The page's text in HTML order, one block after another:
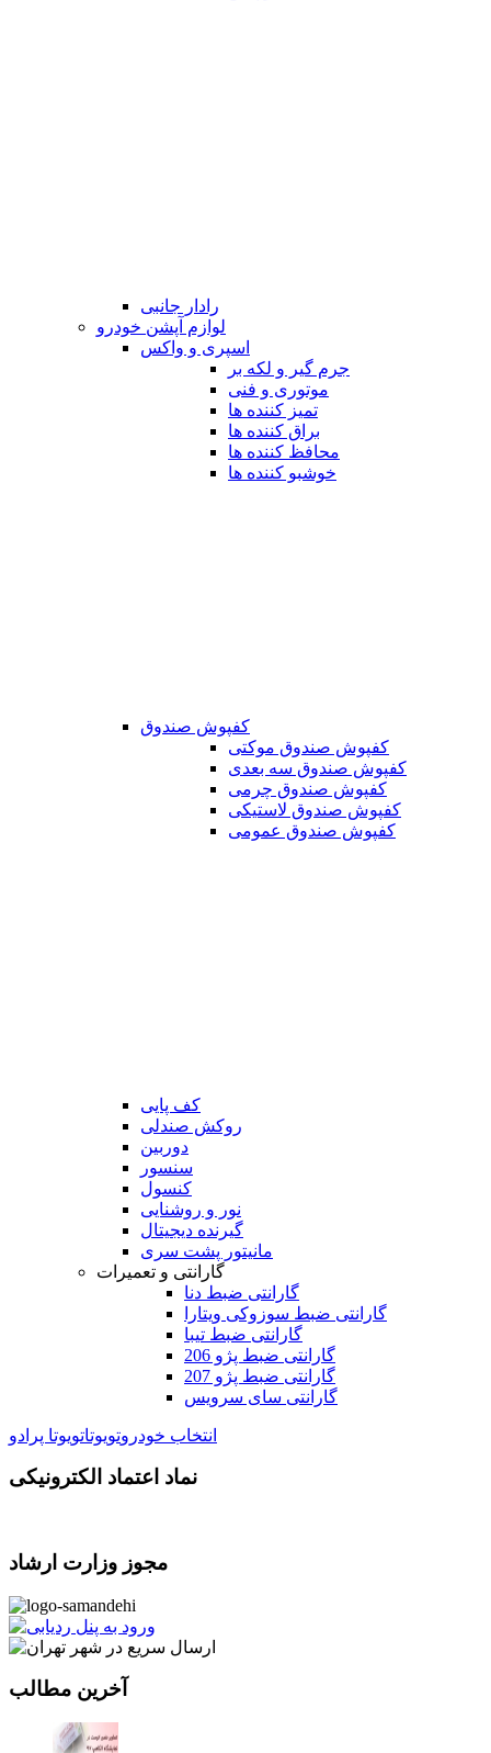
رادار جانبی
لوازم آپشن خودرو
اسپری و واکس
جرم گیر و لکه بر
موتوری و فنی
تمیز کننده ها
براق کننده ها
محافظ کننده ها
خوشبو کننده ها
کفپوش صندوق
کفپوش صندوق موکتی
کفپوش صندوق سه بعدی
کفپوش صندوق چرمی
کفپوش صندوق لاستیکی
کفپوش صندوق عمومی
کف پایی
روکش صندلی
دوربین
سنسور
کنسول
نور و روشنایی
گیرنده دیجیتال
مانیتور پشت سری
گارانتی و تعمیرات
گارانتی ضبط دنا
گارانتی ضبط سوزوکی ویتارا
گارانتی ضبط تیبا
گارانتی ضبط پژو 206
گارانتی ضبط پژو 207
گارانتی سای سرویس
انتخاب خودروتویوتاتویوتا پرادو
نماد اعتماد الکترونیکی
مجوز وزارت ارشاد
آخرین مطالب